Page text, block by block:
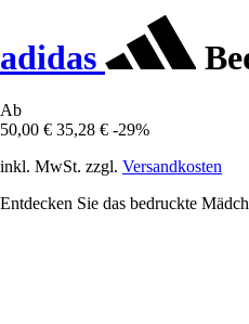
adidas
Ab
50,00 € 35,28 € -29%
inkl. MwSt. zzgl. Versandkosten
Entdecken Sie das bedruckte